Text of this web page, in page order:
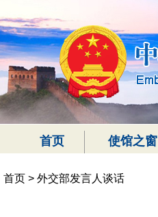
首页 使馆之窗
首页 > 外交部发言人谈话